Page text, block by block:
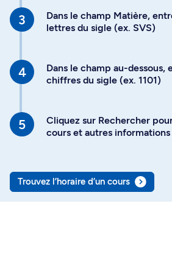
Dans le champ Matière,
lettres du sigle (ex. SVS)
Dans le champ au-dessous,
chiffres du sigle (ex. 1101)
Cliquez sur Rechercher
cours et autres
Trouvez l’horaire d’un cours